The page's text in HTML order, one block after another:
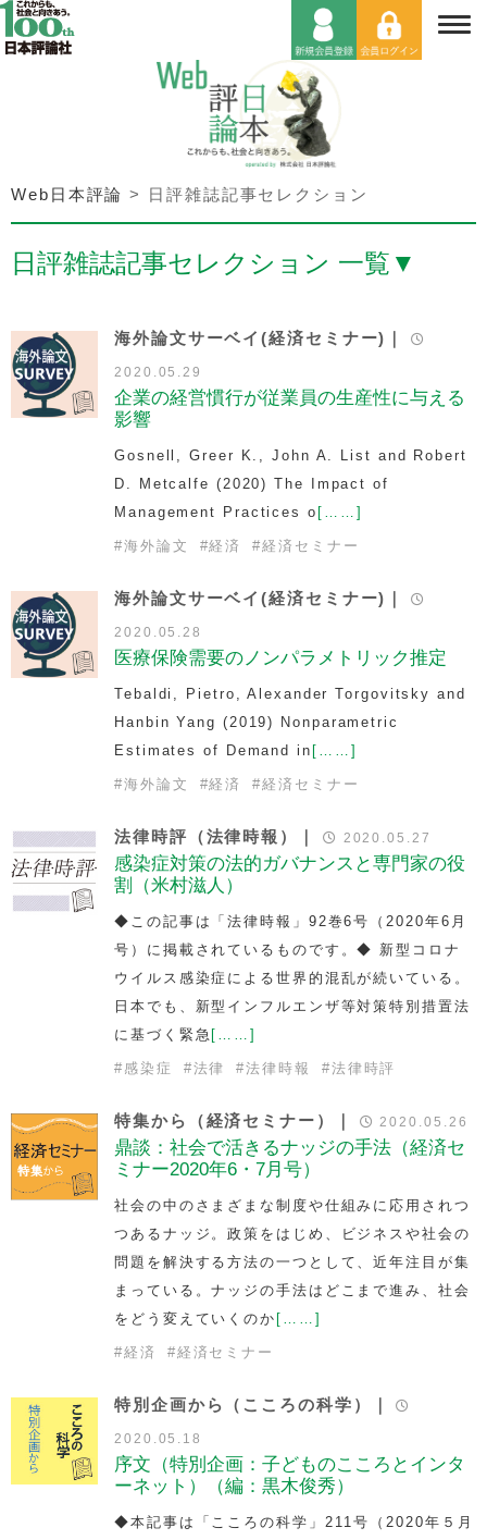
Web日本評論 > 日評雑誌記事セレクション
日評雑誌記事セレクション 一覧 ▼
海外論文サーベイ(経済セミナー)｜
2020.05.29
企業の経営慣行が従業員の生産性に与える
影響
Gosnell, Greer K., John A. List and Robert
D. Metcalfe (2020)The Impact of
Management Practices o [……]
#海外論文 #経済 #経済セミナー
海外論文サーベイ(経済セミナー)｜
2020.05.28
医療保険需要のノンパラメトリック推定
Tebaldi, Pietro, Alexander Torgovitsky and
Hanbin Yang (2019) Nonparametric
Estimates of Demand in [……]
#海外論文 #経済 #経済セミナー
法律時評（法律時報）｜ 2020.05.27
感染症対策の法的ガバナンスと専門家の役
割（米村滋人）
◆この記事は「法律時報」92巻6号（2020年6月
号）に掲載されているものです。◆ 新型コロナ
ウイルス感染症による世界的混乱が続いている。
日本でも、新型インフルエンザ等対策特別措置法
に基づく緊急 [……]
# 感染症 #法律 #法律時報 #法律時評
特集から（経済セミナー）｜ 2020.05.26
鼎談：社会で活きるナッジの手法（経済セ
ミナー2020年6・7月号）
社会の中のさまざまな制度や仕組みに応用されつ
つあるナッジ。政策をはじめ、ビジネスや社会の
問題を解決する方法の一つとして、近年注目が集
まっている。ナッジの手法はどこまで進み、社会
をどう変えていくのか [……]
#経済 #経済セミナー
特別企画から（こころの科学）｜
2020.05.18
序文（特別企画：子どものこころとインタ
ーネット）（編：黒木俊秀）
◆本記事は「こころの科学」211号（2020年５月